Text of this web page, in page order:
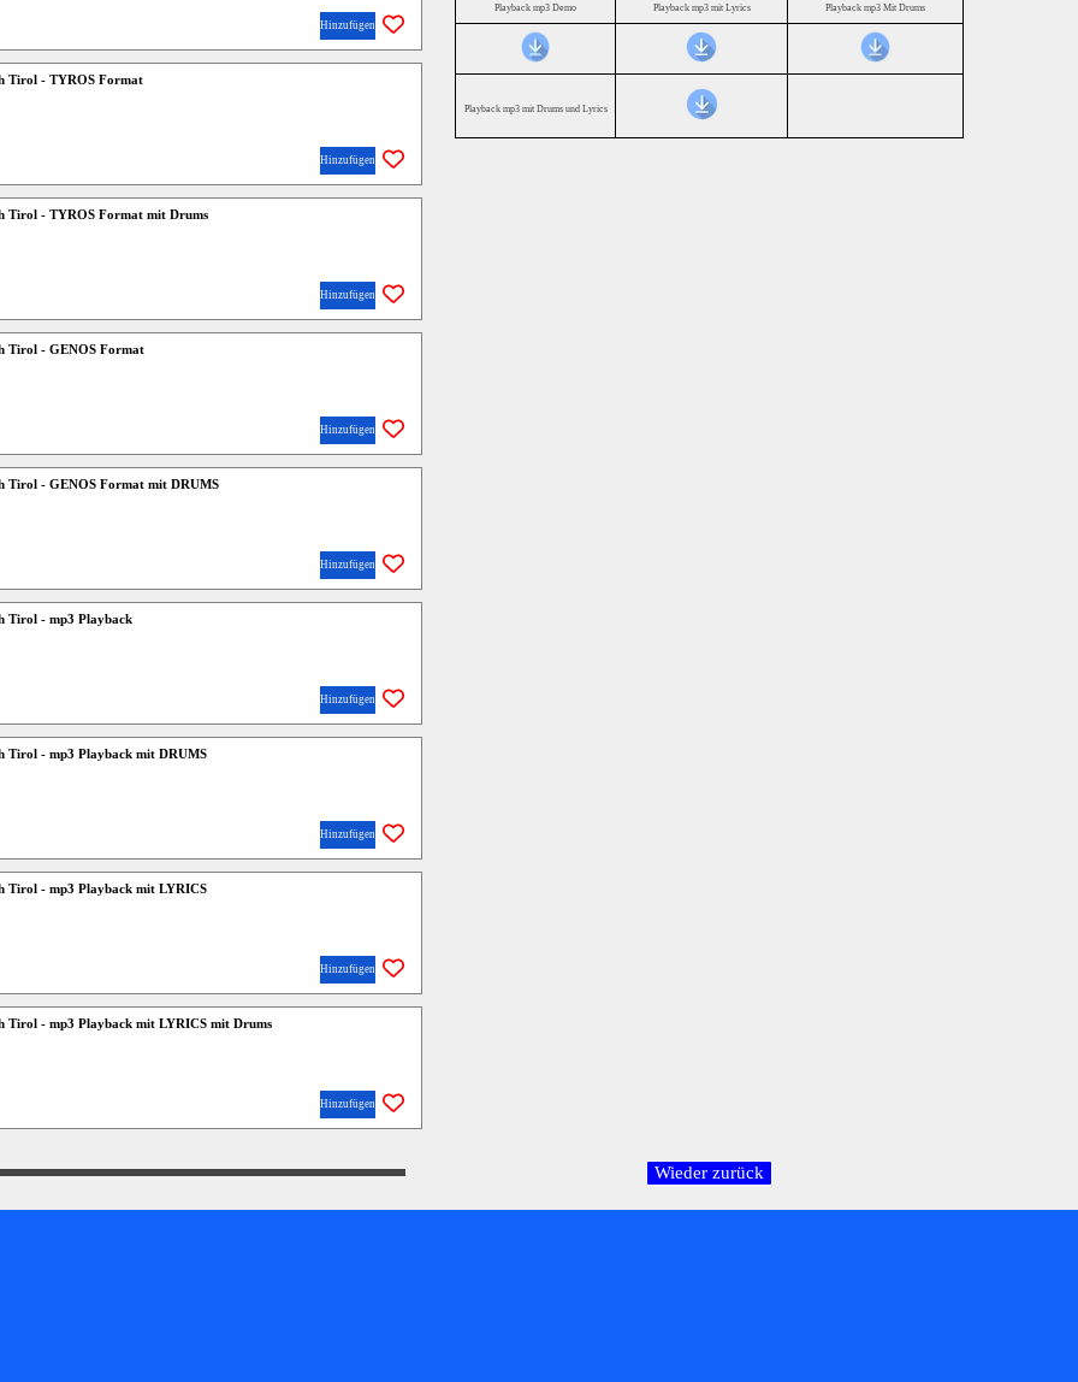
Hinzufügen
Tirol - TYROS Format
Hinzufügen
Tirol - TYROS Format mit Drums
Hinzufügen
Tirol - GENOS Format
Hinzufügen
Tirol - GENOS Format mit DRUMS
Hinzufügen
Tirol - mp3 Playback
Hinzufügen
Tirol - mp3 Playback mit DRUMS
Hinzufügen
Tirol - mp3 Playback mit LYRICS
Hinzufügen
Tirol - mp3 Playback mit LYRICS mit Drums
Hinzufügen
Playback mp3 Demo Playback mp3 mit Lyrics Playback mp3 Mit Drums
Playback mp3 mit Drums und Lyrics